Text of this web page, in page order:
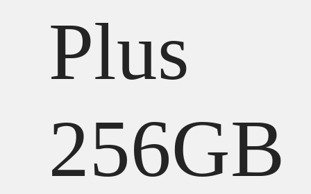
Plus
256GB